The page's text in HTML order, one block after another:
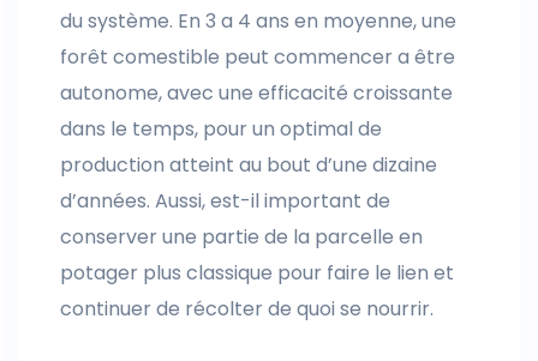
du système. En 3 a 4 ans en moyenne, une
forêt comestible peut commencer a être
autonome, avec une efficacité croissante
dans le temps, pour un optimal de
production atteint au bout d’une dizaine
d’années. Aussi, est-il important de
conserver une partie de la parcelle en
potager plus classique pour faire le lien et
continuer de récolter de quoi se nourrir.